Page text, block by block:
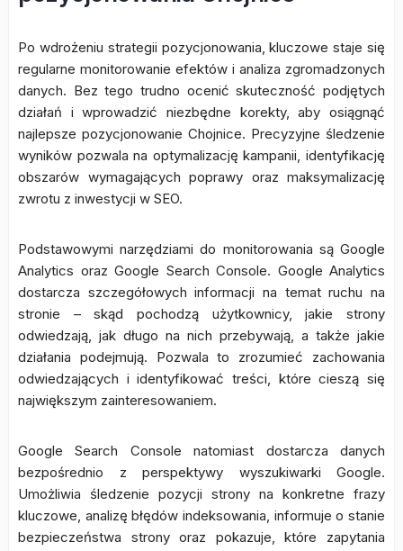
Po wdrożeniu strategii pozycjonowania, kluczowe staje się
regularne monitorowanie efektów i analiza zgromadzonych
danych. Bez tego trudno ocenić skuteczność podjętych
działań i wprowadzić niezbędne korekty, aby osiągnąć
najlepsze pozycjonowanie Chojnice. Precyzyjne śledzenie
wyników pozwala na optymalizację kampanii, identyfikację
obszarów wymagających poprawy oraz maksymalizację
zwrotu z inwestycji w SEO.
Podstawowymi narzędziami do monitorowania są Google
Analytics oraz Google Search Console. Google Analytics
dostarcza szczegółowych informacji na temat ruchu na
stronie – skąd pochodzą użytkownicy, jakie strony
odwiedzają, jak długo na nich przebywają, a także jakie
działania podejmują. Pozwala to zrozumieć zachowania
odwiedzających i identyfikować treści, które cieszą się
największym zainteresowaniem.
Google Search Console natomiast dostarcza danych
bezpośrednio z perspektywy wyszukiwarki Google.
Umożliwia śledzenie pozycji strony na konkretne frazy
kluczowe, analizę błędów indeksowania, informuje o stanie
bezpieczeństwa strony oraz pokazuje, które zapytania